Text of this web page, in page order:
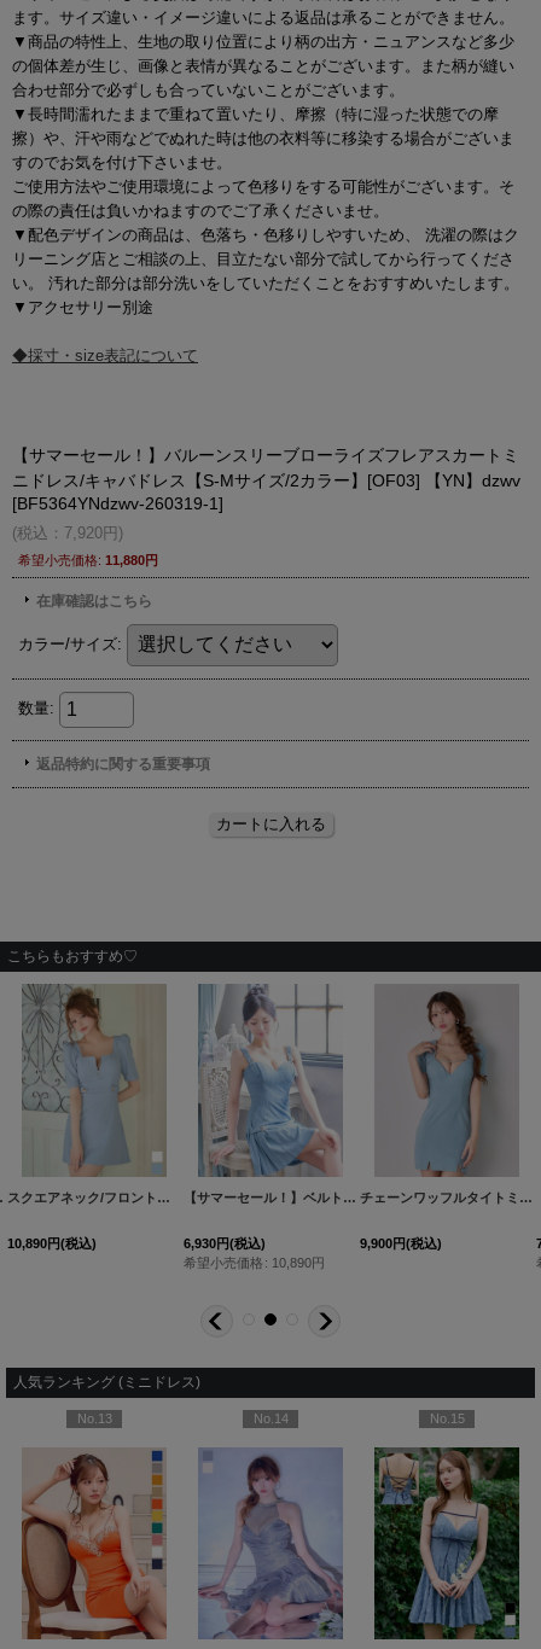
ます。サイズ違い・イメージ違いによる返品は承ることができません。
▼商品の特性上、生地の取り位置により柄の出方・ニュアンスなど多少
の個体差が生じ、画像と表情が異なることがございます。また柄が縫い
合わせ部分で必ずしも合っていないことがございます。
▼長時間濡れたままで重ねて置いたり、摩擦（特に湿った状態での摩
擦）や、汗や雨などでぬれた時は他の衣料等に移染する場合がございま
すのでお気を付け下さいませ。
ご使用方法やご使用環境によって色移りをする可能性がございます。そ
の際の責任は負いかねますのでご了承くださいませ。
▼配色デザインの商品は、色落ち・色移りしやすいため、 洗濯の際はク
リーニング店とご相談の上、目立たない部分で試してから行ってくださ
い。 汚れた部分は部分洗いをしていただくことをおすすめいたします。
▼アクセサリー別途
◆採寸・size表記について
こちらもおすすめ♡
[ 5574YNdzwvCA-
[5079YNdzj-251225-1 ]
[OF01] 【SB】dzws スクエアネック/フロントジップ/Aライン/ワッフル/パフスリーブ/ミニドレス/キャバドレス【XS-XLサイズ/2カラー】[OF01] 【SB】dzcu
10,890円(税込)
【サマーセール！】ベルトプリーツミニドレス/キャバドレス【S-Lサイズ/1カラー】[OF01] 【SB】dzw
6,930円(税込)
希望小売価格 : 10,890円
チェーンワッフルタイトミニドレス/キャバドレス【XS-Lサイズ/1カラー】[OF03]【YN】dzcvAG
9,900円(税込)
人気ランキング (ミニドレス)
No.13 No.14 No.15